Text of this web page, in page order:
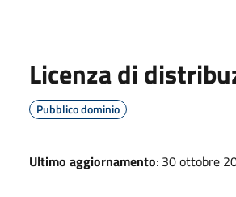
Licenza di
Pubblico dominio
Ultimo aggiornamento: 30 ottobre